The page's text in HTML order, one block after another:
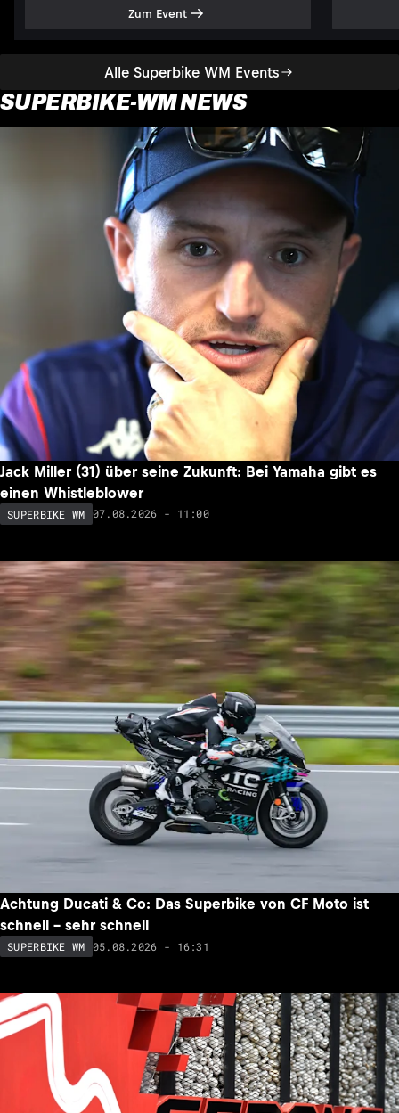
Alle Superbike WM Events
Zum Event
SUPERBIKE-WM NEWS
Jack Miller (31) über seine Zukunft: Bei Yamaha gibt es
einen Whistleblower
SUPERBIKE WM 07.08.2026 - 11:00
Achtung Ducati & Co: Das Superbike von CF Moto ist
schnell – sehr schnell
SUPERBIKE WM 05.08.2026 - 16:31